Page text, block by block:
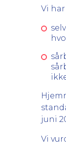
Vi
juni
Vi